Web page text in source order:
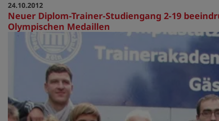
Neuer Diplom-Trainer-Studiengang 2-19
Olympischen Medaillen
24.10.2012